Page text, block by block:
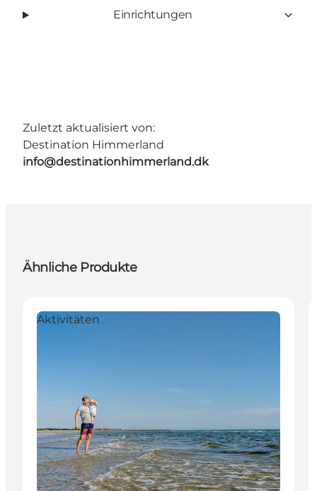
Einrichtungen
Zuletzt aktualisiert von:
Destination Himmerland
info@destinationhimmerland.dk
Ähnliche Produkte
Aktivitäten